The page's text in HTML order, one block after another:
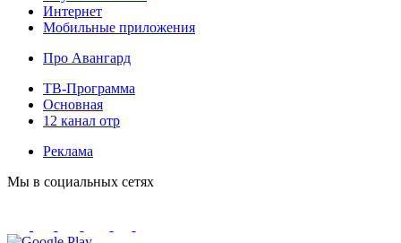
Интернет
Мобильные приложения
Про Авангард
ТВ-Программа
Основная
12 канал отр
Реклама
Мы в социальных сетях